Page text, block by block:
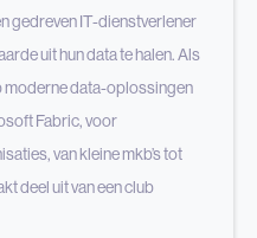
gedreven IT-dienstverlener
uit hun data te halen. Als
moderne data-oplossingen
Fabric, voor
van kleine mkb’s tot
deel uit van een club